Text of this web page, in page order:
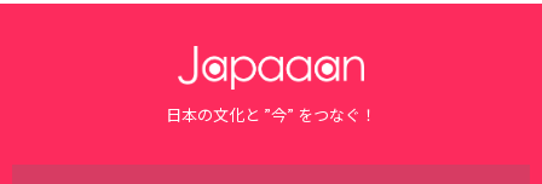
日本の文化と ”今” をつなぐ！